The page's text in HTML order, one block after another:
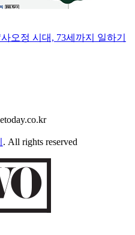
오정 시대, 73세까지 일하기
. All rights reserved